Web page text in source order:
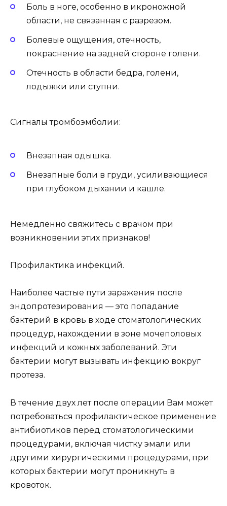
Боль в ноге, особенно в икроножной
области, не связанная с разрезом.
Болевые ощущения, отечность,
покраснение на задней стороне голени.
Отечность в области бедра, голени,
лодыжки или ступни.
Сигналы тромбоэмболии:
Внезапная одышка.
Внезапные боли в груди, усиливающиеся
при глубоком дыхании и кашле.
Немедленно свяжитесь с врачом при
возникновении этих признаков!
Профилактика инфекций.
Наиболее частые пути заражения после
эндопротезирования — это попадание
бактерий в кровь в ходе стоматологических
процедур, нахождении в зоне мочеполовых
инфекций и кожных заболеваний. Эти
бактерии могут вызывать инфекцию вокруг
протеза.
В течение двух лет после операции Вам может
потребоваться профилактическое применение
антибиотиков перед стоматологическими
процедурами, включая чистку эмали или
другими хирургическими процедурами, при
которых бактерии могут проникнуть в
кровоток.